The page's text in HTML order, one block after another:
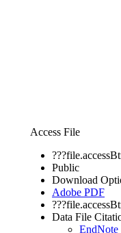
Access File
Public
Download
Adobe PDF
Data File